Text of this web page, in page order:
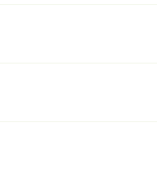
– xem phim như tại rạp
chén bát, máy hút mùi, tủ lạnh
hằng ngày
biệt là người lớn tuổi